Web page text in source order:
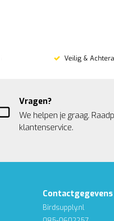
Veilig &
Vragen?
We helpen je graag.
klantenservice.
Contactgegevens
Birdsupply.nl